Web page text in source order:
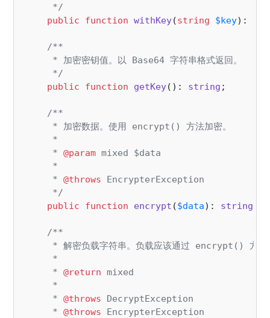
     */
public
function withKey(string $key):
/**
     * 加密密钥值。以 Base64 字符串格式返回。
     */
public
function getKey( ): string ;
/**
     * 加密数据。使用 encrypt() 方法加密。
     *
     *
@param mixed $data
     *
     *
@throws EncrypterException
     */
public
function encrypt ($data): string
/**
* 解密负载字符串。负载应该通过 encrypt() 方法
     *
     *
@return mixed
     *
     *
@throws DecryptException
     *
@throws EncrypterException